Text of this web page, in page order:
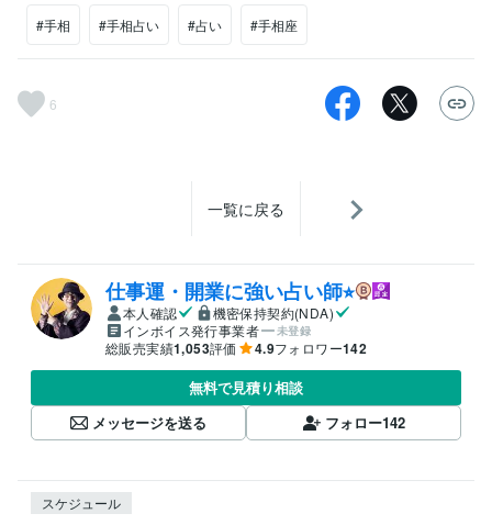
#手相 #手相占い #占い #手相座
6
一覧に戻る
仕事運・開業に強い占い師⭐︎
本人確認
機密保持契約(NDA)
インボイス発行事業者
未登録
総販売実績1,053評価 4.9フォロワー142
無料で見積り相談
メッセージを送る
フォロー142
スケジュール